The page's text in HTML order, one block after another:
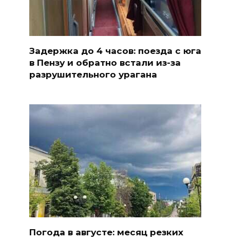
Задержка до 4 часов: поезда с юга
в Пензу и обратно встали из-за
разрушительного урагана
Погода в августе: месяц резких